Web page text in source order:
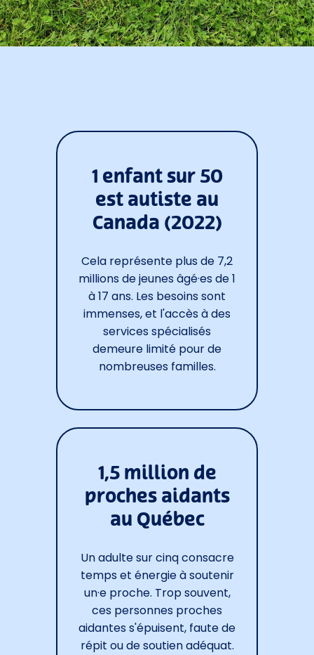
1 enfant sur 50
est autiste au
Canada (2022)
Cela représente plus de 7,2
millions de jeunes âgé·es de 1
à 17 ans. Les besoins sont
immenses, et l'accès à des
services spécialisés
demeure limité pour de
nombreuses familles.
1,5 million de
proches aidants
au Québec
Un adulte sur cinq consacre
temps et énergie à soutenir
un·e proche. Trop souvent,
ces personnes proches
aidantes s'épuisent, faute de
répit ou de soutien adéquat.